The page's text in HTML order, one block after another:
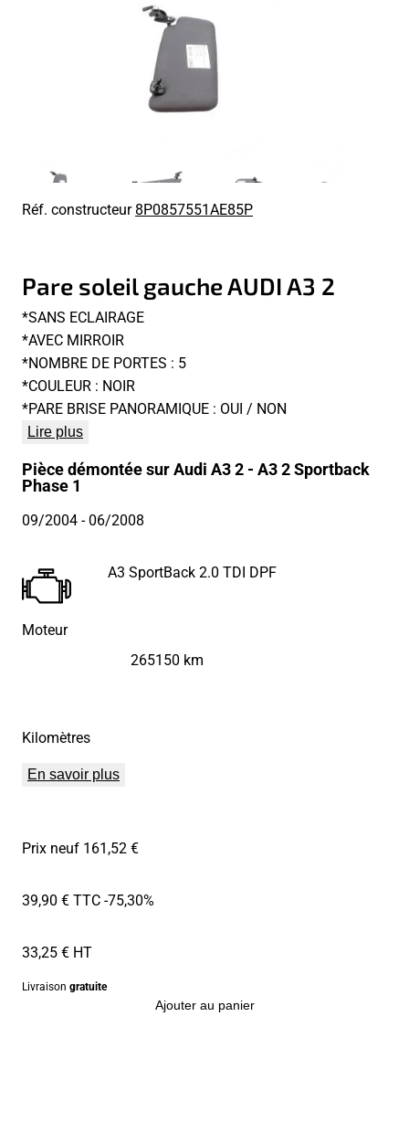
Réf. constructeur8P0857551AE85P
Pare soleil gauche AUDI A3 2
*SANS ECLAIRAGE
*AVEC MIRROIR
*NOMBRE DE PORTES : 5
*COULEUR : NOIR
*PARE BRISE PANORAMIQUE : OUI / NON
Lire plus
Pièce démontée sur Audi A3 2 - A3 2 Sportback
Phase 1
09/2004- 06/2008
Moteur
A3 SportBack 2.0 TDI DPF
Kilomètres
265150 km
En savoir plus
Prix neuf 161,52 €
39,90 € TTC-75,30%
33,25 € HT
Livraison gratuite
Ajouter au panier